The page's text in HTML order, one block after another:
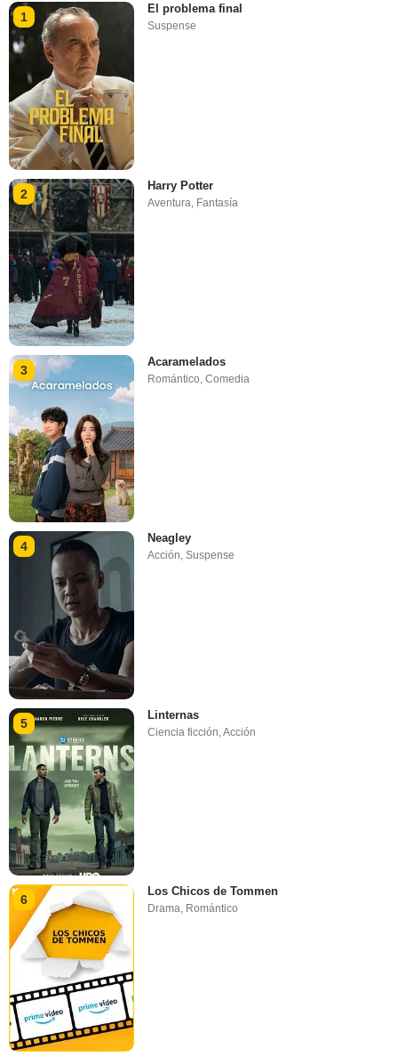
1
El problema final
Suspense
2
Harry Potter
Aventura Fantasía
3
Acaramelados
Romántico,Comedia
4
Neagley
Acción,Suspense
5
Linternas
Ciencia ficción ,Acción
6
Los Chicos de Tommen
Drama, Romántico